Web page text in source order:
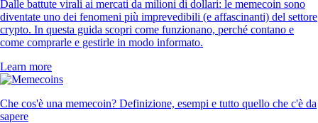
Dalle battute virali ai mercati da milioni di dollari: le memecoin sono
diventate uno dei fenomeni più imprevedibili (e affascinanti) del settore
crypto. In questa guida scopri come funzionano, perché contano e
come comprarle e gestirle in modo informato.
Learn more
Che cos'è una memecoin? Definizione, esempi e tutto quello che c'è da
sapere